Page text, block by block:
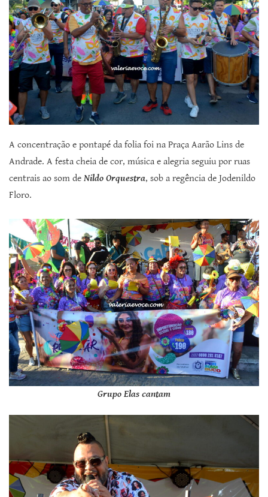
A concentração e pontapé da folia foi na Praça Aarão Lins de
Andrade. A festa cheia de cor, música e alegria seguiu por ruas
centrais ao som de Nildo Orquestra, sob a regência de Jodenildo
Floro.
Grupo Elas cantam